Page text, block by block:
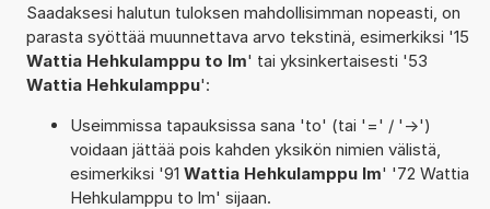
Saadaksesi halutun tuloksen mahdollisimman nopeasti, on
parasta syöttää muunnettava arvo tekstinä, esimerkiksi '15
Wattia Hehkulamppu to lm' tai yksinkertaisesti '53
Wattia Hehkulamppu':
Useimmissa tapauksissa sana 'to' (tai '=' / '->')
voidaan jättää pois kahden yksikön nimien välistä,
esimerkiksi '91 Wattia Hehkulamppu lm' '72 Wattia
Hehkulamppu to lm' sijaan.